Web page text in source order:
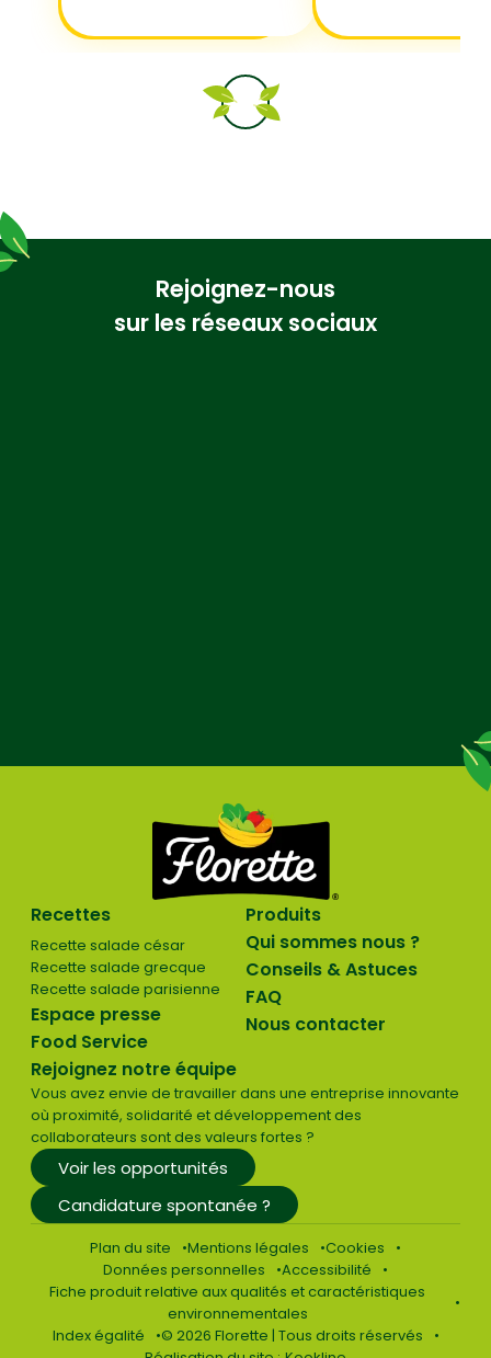
noisettes et
Rejoignez-nous
sur les réseaux sociaux
Recettes
Recette salade césar
Recette salade grecque
Recette salade parisienne
Espace presse
Food Service
Produits
Qui sommes nous ?
Conseils & Astuces
FAQ
Nous contacter
Rejoignez notre équipe
Vous avez envie de travailler dans une entreprise innovante
où proximité, solidarité et développement des
collaborateurs sont des valeurs fortes ?
Voir les opportunités
Candidature spontanée ?
Plan du site Mentions légales
Cookies
Données personnelles
Accessibilité
Fiche produit relative aux qualités et caractéristiques
environnementales
Index égalité
© 2026 Florette | Tous droits réservés